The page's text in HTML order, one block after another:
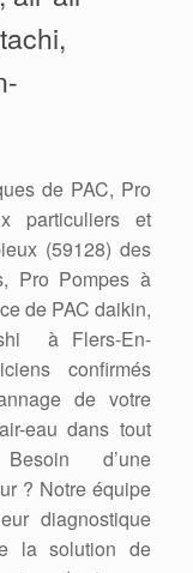
de PAC, Pro
particuliers et
(59128) des
Pro Pompes à
de PAC daikin,
à Flers-En-
confirmés
de votre
eau dans tout
Besoin d’une
? Notre équipe
diagnostique
la solution de